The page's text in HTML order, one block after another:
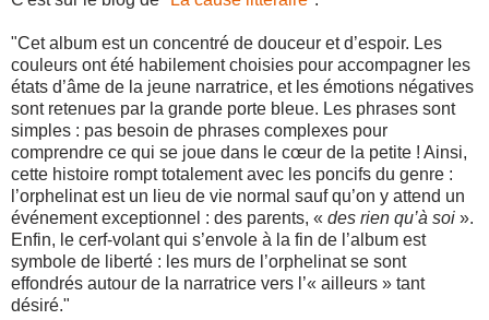
"Cet album est un concentré de douceur et d’espoir. Les
couleurs ont été habilement choisies pour accompagner les
états d’âme de la jeune narratrice, et les émotions négatives
sont retenues par la grande porte bleue. Les phrases sont
simples : pas besoin de phrases complexes pour
comprendre ce qui se joue dans le cœur de la petite ! Ainsi,
cette histoire rompt totalement avec les poncifs du genre :
l’orphelinat est un lieu de vie normal sauf qu’on y attend un
événement exceptionnel : des parents, « des rien qu’à soi ».
Enfin, le cerf-volant qui s’envole à la fin de l’album est
symbole de liberté : les murs de l’orphelinat se sont
effondrés autour de la narratrice vers l’« ailleurs » tant
désiré."